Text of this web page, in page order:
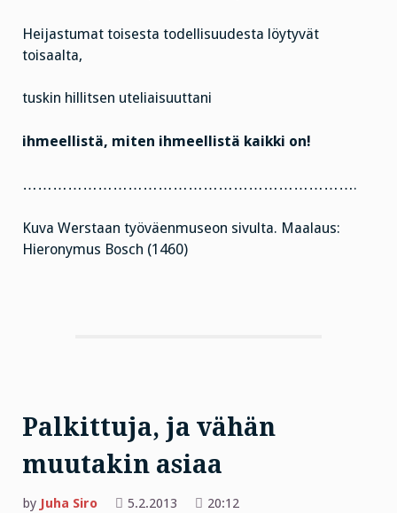
Heijastumat toisesta todellisuudesta löytyvät
toisaalta,
tuskin hillitsen uteliaisuuttani
ihmeellistä, miten ihmeellistä kaikki on!
………………………………………………………….
Kuva Werstaan työväenmuseon sivulta. Maalaus:
Hieronymus Bosch (1460)
Palkittuja, ja vähän
muutakin asiaa
by Juha Siro 5.2.2013 20:12